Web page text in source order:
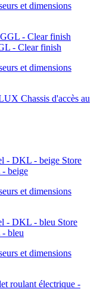
et dimensions
- Clear finish
et dimensions
Chassis d'accès au
Store
beige
et dimensions
Store
bleu
et dimensions
roulant électrique -